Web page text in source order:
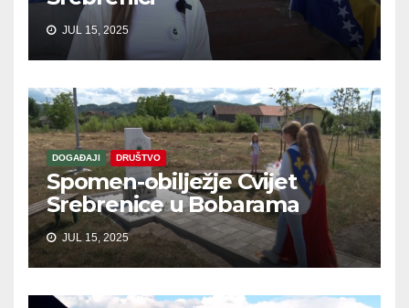
JUL 15, 2025
DOGAĐAJI DRUŠTVO
Spomen-obilježje Cvijet
Srebrenice u Bobarama
JUL 15, 2025